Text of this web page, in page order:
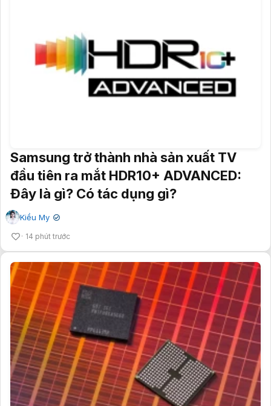
Samsung trở thành nhà sản xuất TV
đầu tiên ra mắt HDR10+ ADVANCED:
Đây là gì? Có tác dụng gì?
Kiều My ✔
14 phút trước